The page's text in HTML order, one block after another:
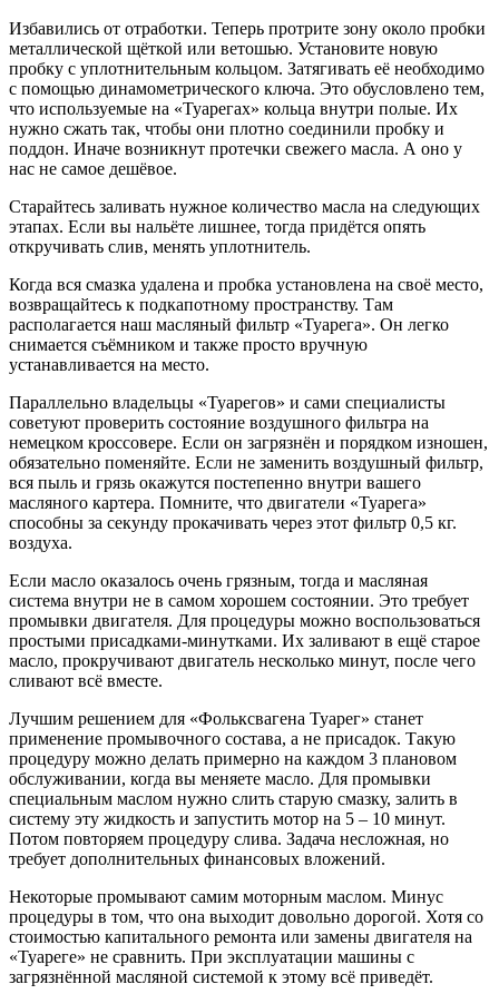
Избавились от отработки. Теперь протрите зону около пробки
металлической щёткой или ветошью. Установите новую
пробку с уплотнительным кольцом. Затягивать её необходимо
с помощью динамометрического ключа. Это обусловлено тем,
что используемые на «Туарегах» кольца внутри полые. Их
нужно сжать так, чтобы они плотно соединили пробку и
поддон. Иначе возникнут протечки свежего масла. А оно у
нас не самое дешёвое.
Старайтесь заливать нужное количество масла на следующих
этапах. Если вы нальёте лишнее, тогда придётся опять
откручивать слив, менять уплотнитель.
Когда вся смазка удалена и пробка установлена на своё место,
возвращайтесь к подкапотному пространству. Там
располагается наш масляный фильтр «Туарега». Он легко
снимается съёмником и также просто вручную
устанавливается на место.
Параллельно владельцы «Туарегов» и сами специалисты
советуют проверить состояние воздушного фильтра на
немецком кроссовере. Если он загрязнён и порядком изношен,
обязательно поменяйте. Если не заменить воздушный фильтр,
вся пыль и грязь окажутся постепенно внутри вашего
масляного картера. Помните, что двигатели «Туарега»
способны за секунду прокачивать через этот фильтр 0,5 кг.
воздуха.
Если масло оказалось очень грязным, тогда и масляная
система внутри не в самом хорошем состоянии. Это требует
промывки двигателя. Для процедуры можно воспользоваться
простыми присадками-минутками. Их заливают в ещё старое
масло, прокручивают двигатель несколько минут, после чего
сливают всё вместе.
Лучшим решением для «Фольксвагена Туарег» станет
применение промывочного состава, а не присадок. Такую
процедуру можно делать примерно на каждом 3 плановом
обслуживании, когда вы меняете масло. Для промывки
специальным маслом нужно слить старую смазку, залить в
систему эту жидкость и запустить мотор на 5 – 10 минут.
Потом повторяем процедуру слива. Задача несложная, но
требует дополнительных финансовых вложений.
Некоторые промывают самим моторным маслом. Минус
процедуры в том, что она выходит довольно дорогой. Хотя со
стоимостью капитального ремонта или замены двигателя на
«Туареге» не сравнить. При эксплуатации машины с
загрязнённой масляной системой к этому всё приведёт.